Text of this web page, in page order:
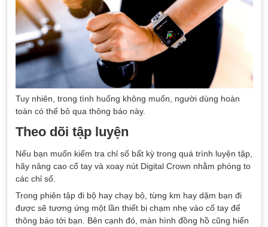
Tuy nhiên, trong tình huống không muốn, người dùng hoàn
toàn có thể bỏ qua thông báo này.
Theo dõi tập luyện
Nếu bạn muốn kiểm tra chỉ số bất kỳ trong quá trình luyện tập,
hãy nâng cao cổ tay và xoay nút Digital Crown nhằm phóng to
các chỉ số.
Trong phiên tập đi bộ hay chạy bộ, từng km hay dặm bạn đi
được sẽ tương ứng một lần thiết bị chạm nhẹ vào cổ tay để
thông báo tới bạn. Bên cạnh đó, màn hình đồng hồ cũng hiển